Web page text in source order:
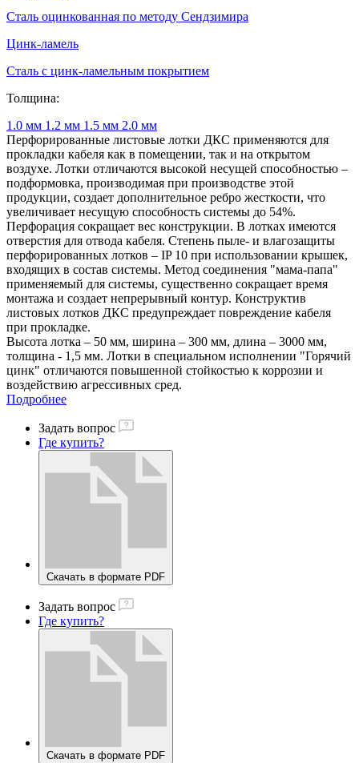
Сталь оцинкованная по методу Сендзимира
Цинк-ламель
Сталь с цинк-ламельным покрытием
Толщина:
1.0 мм 1.2 мм 1.5 мм 2.0 мм
Перфорированные листовые лотки ДКС применяются для
прокладки кабеля как в помещении, так и на открытом
воздухе. Лотки отличаются высокой несущей способностью –
подформовка, производимая при производстве этой
продукции, создает дополнительное ребро жесткости, что
увеличивает несущую способность системы до 54%.
Перфорация сокращает вес конструкции. В лотках имеются
отверстия для отвода кабеля. Степень пыле- и влагозащиты
перфорированных лотков – IP 10 при использовании крышек,
входящих в состав системы. Метод соединения "мама-папа"
применяемый для системы, существенно сокращает время
монтажа и создает непрерывный контур. Конструктив
листовых лотков ДКС предупреждает повреждение кабеля
при прокладке.
Высота лотка – 50 мм, ширина – 300 мм, длина – 3000 мм,
толщина - 1,5 мм. Лотки в специальном исполнении "Горячий
цинк" отличаются повышенной стойкостью к коррозии и
воздействию агрессивных сред.
Подробнее
Задать вопрос
Где купить?
Скачать в формате PDF
Задать вопрос
Где купить?
Скачать в формате PDF